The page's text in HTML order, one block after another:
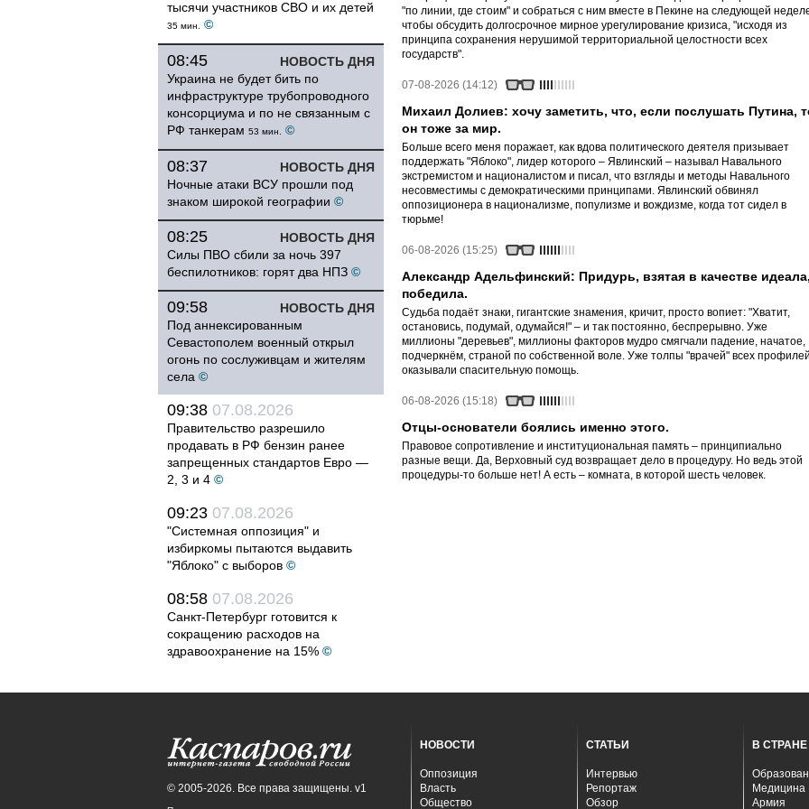
тысячи участников СВО и их детей
35 мин. ©
НОВОСТЬ ДНЯ
08:45
Украина не будет бить по
инфраструктуре трубопроводного
консорциума и по не связанным с
РФ танкерам 53 мин. ©
НОВОСТЬ ДНЯ
08:37
Ночные атаки ВСУ прошли под
знаком широкой географии ©
НОВОСТЬ ДНЯ
08:25
Силы ПВО сбили за ночь 397
беспилотников: горят два НПЗ ©
НОВОСТЬ ДНЯ
09:58
Под аннексированным
Севастополем военный открыл
огонь по сослуживцам и жителям
села ©
09:38 07.08.2026
Правительство разрешило
продавать в РФ бензин ранее
запрещенных стандартов Евро —
2, 3 и 4 ©
09:23 07.08.2026
"Системная оппозиция" и
избиркомы пытаются выдавить
"Яблоко" с выборов ©
08:58 07.08.2026
Санкт-Петербург готовится к
сокращению расходов на
здравоохранение на 15% ©
"по линии, где стоим" и собраться с ним вместе в Пекине на следующей
чтобы обсудить долгосрочное мирное урегулирование кризиса, "исходя из
принципа сохранения нерушимой территориальной целостности всех
государств".
07-08-2026 (14:12)
Михаил Долиев: хочу заметить, что, если послушать Путина,
он тоже за мир.
Больше всего меня поражает, как вдова политического деятеля призывает
поддержать "Яблоко", лидер которого – Явлинский – называл Навального
экстремистом и националистом и писал, что взгляды и методы Навального
несовместимы с демократическими принципами. Явлинский обвинял
оппозиционера в национализме, популизме и вождизме, когда тот сидел в
тюрьме!
06-08-2026 (15:25)
Александр Адельфинский: Придурь, взятая в качестве идеала,
победила.
Судьба подаёт знаки, гигантские знамения, кричит, просто вопиет: "Хватит,
остановись, подумай, одумайся!" – и так постоянно, беспрерывно. Уже
миллионы "деревьев", миллионы факторов мудро смягчали падение, начатое,
подчеркнём, страной по собственной воле. Уже толпы "врачей" всех профилей
оказывали спасительную помощь.
06-08-2026 (15:18)
Отцы-основатели боялись именно этого.
Правовое сопротивление и институциональная память – принципиально
разные вещи. Да, Верховный суд возвращает дело в процедуру. Но ведь этой
процедуры-то больше нет! А есть – комната, в которой шесть человек.
© 2005-2026. Все права защищены. v1
НОВОСТИ
Оппозиция
Власть
Общество
СТАТЬИ
Интервью
Репортаж
Обзор
В СТРАНЕ
Медицина
Армия